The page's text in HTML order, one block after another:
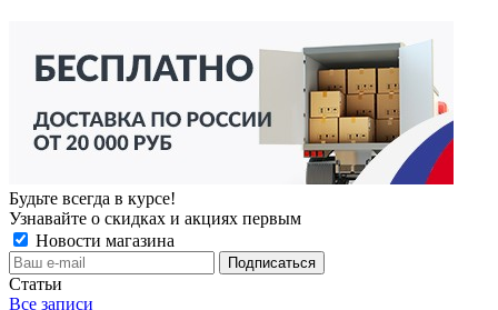
Будьте всегда в курсе!
Узнавайте о скидках и акциях первым
Новости магазина
Статьи
Все записи